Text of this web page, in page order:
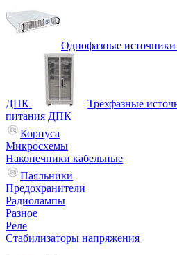
Однофазные источники
ДПК
Трехфазные
питания ДПК
Корпуса
Микросхемы
Наконечники кабельные
Паяльники
Предохранители
Радиолампы
Разное
Реле
Стабилизаторы напряжения